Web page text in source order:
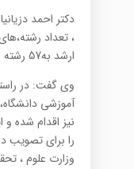
دکتر احمد
ارشد به57 رشته رسید .
وی گفت‌: در
آموزشی
نیز اقدام شده
را برای تصویب
وزارت علوم ،